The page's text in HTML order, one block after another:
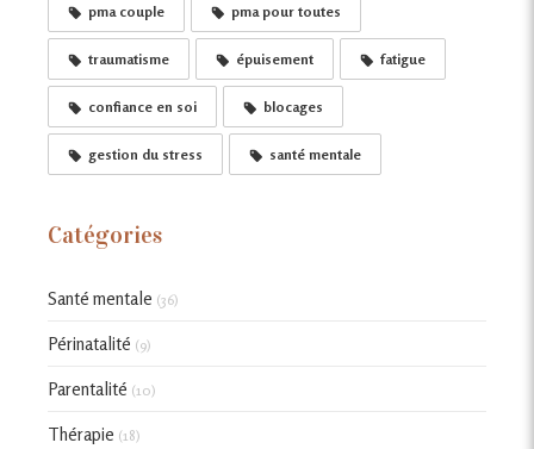
pma couple pma pour toutes
traumatisme épuisement fatigue
confiance en soi blocages
gestion du stress santé mentale
Catégories
Santé mentale (36)
Périnatalité (9)
Parentalité (10)
Thérapie (18)